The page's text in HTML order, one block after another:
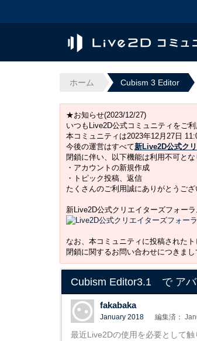
ホーム Cubism 3 Editor
★お知らせ(2023/12/27)
いつもLive2D公式コミュニティをご
本コミュニティは2023年12月27日
今後の運営はすべて新Live2D公式ク
閉鎖に伴い、以下機能は利用不可とな
・アカウントの新規作成
・トピック投稿、返信
たくさんのご利用誠にありがとうござ
新Live2D公式クリエイターズフォー
なお、本コミュニティに投稿された
閉鎖に関するお問い合わせにつきま
Cubism Editor3.1 で アバ
fakabaka
January 2018 編集済：
最近Live2Dの使用を必要として触